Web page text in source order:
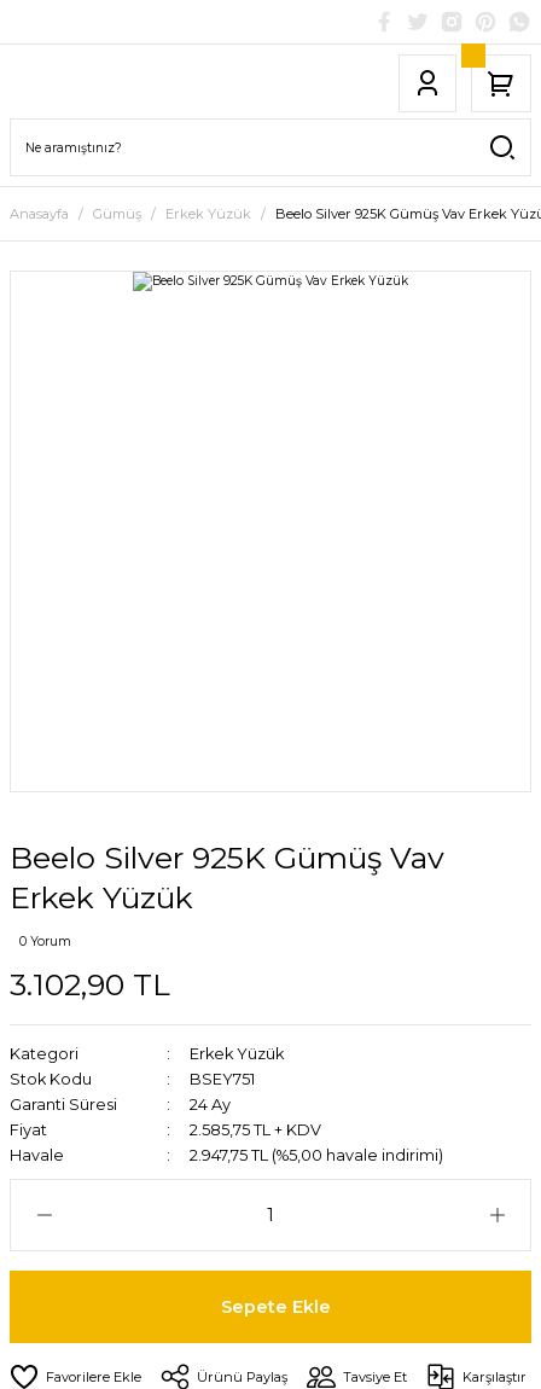
Anasayfa Gümüş Erkek Yüzük Beelo Silver 925K Gümüş Vav Erkek
Beelo Silver 925K Gümüş Vav
Erkek Yüzük
0 Yorum
3.102,90 TL
Kategori
Erkek Yüzük
Stok Kodu
BSEY751
Garanti Süresi
24 Ay
Fiyat
2.585,75 TL + KDV
Havale
2.947,75 TL (%5,00 havale indirimi)
Sepete Ekle
Ürünü Paylaş Tavsiye Et Karşılaştır